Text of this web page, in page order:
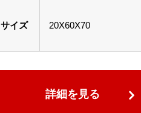
サイズ 20X60X70
詳細を見る